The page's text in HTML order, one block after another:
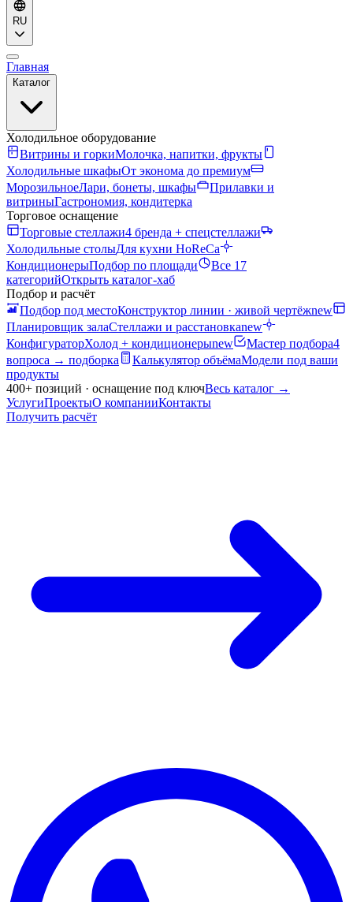
RU
Главная
Каталог
Холодильное оборудование
Витрины и горкиМолочка, напитки, фрукты
Холодильные шкафыОт эконома до премиум
МорозильноеЛари, бонеты, шкафы
Прилавки и
витриныГастрономия, кондитерка
Торговое оснащение
Торговые стеллажи4 бренда + спецстеллажи
Холодильные столыДля кухни HoReCa
КондиционерыПодбор по площади
Все 17
категорийОткрыть каталог-хаб
Подбор и расчёт
Подбор под местоКонструктор линии · живой чертёжnew
Планировщик залаСтеллажи и расстановкаnew
КонфигураторХолод + кондиционерыnew Мастер подбора4
вопроса → подборка
Калькулятор объёмаМодели под ваши
продукты
400+ позиций · оснащение под ключВесь каталог →
УслугиПроектыО компанииКонтакты
Получить расчёт